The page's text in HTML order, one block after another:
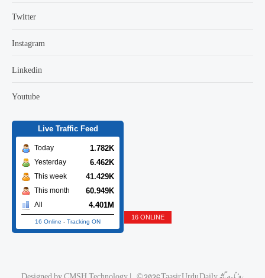
Twitter
Instagram
Linkedin
Youtube
Live Traffic Feed
Today 1.783K
Yesterday 6.462K
This week 41.430K
This month 60.950K
All 4.401M
16 Online - Tracking ON
16 ONLINE